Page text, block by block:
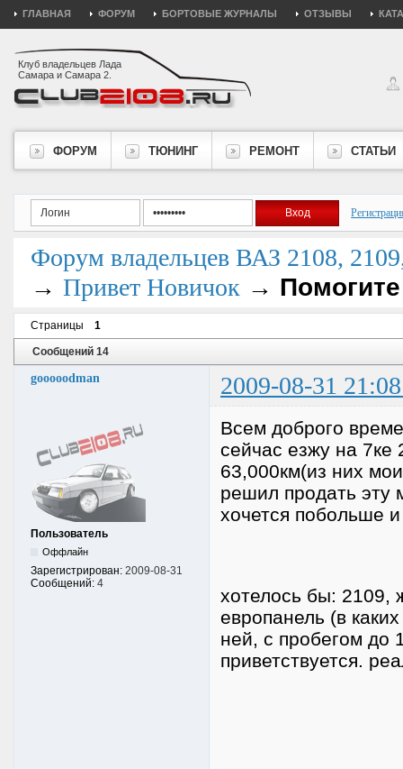
ГЛАВНАЯ ФОРУМ БОРТОВЫЕ ЖУРНАЛЫ ОТЗЫВЫ
Клуб владельцев Лада
Самара и Самара 2.
ФОРУМ ТЮНИНГ РЕМОНТ СТАТЬИ
Форум владельцев ВАЗ 2108,
→ Привет Новичок →
Страницы 1
Сообщений 14
gooooodman 2009-08-31
Пользователь
Оффлайн
Зарегистрирован: 2009-08-31
Сообщений: 4
Всем доброго
сейчас езжу на 7ке
63,000км(из них
решил продать эту
хочется побольше
хотелось бы: 2109,
европанель (в
ней, с пробегом до
приветствуется.